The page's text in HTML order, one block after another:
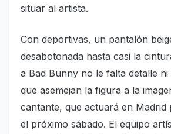
situar al artista.
Con deportivas, un pantalón
desabotonada hasta casi la
a Bad Bunny no le falta detalle
que asemejan la figura a la
cantante, que actuará en Madrid
el próximo sábado. El equipo